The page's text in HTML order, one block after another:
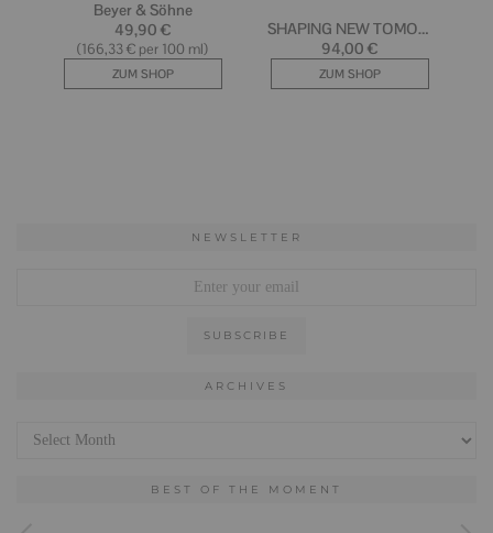
NEWSLETTER
ARCHIVES
BEST OF THE MOMENT